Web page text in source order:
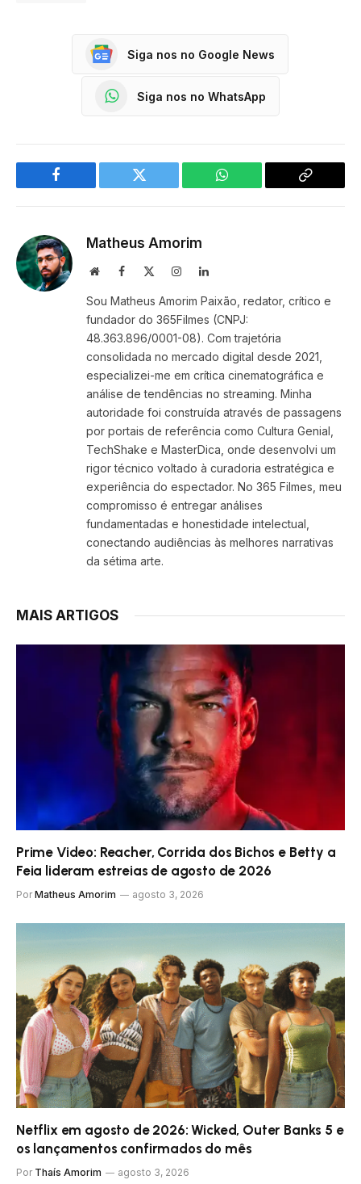
Siga nos no Google News
Siga nos no WhatsApp
Facebook Twitter WhatsApp
Copy
Matheus Amorim
WebsiteFacebook InstagramLinkedIn
Sou Matheus Amorim Paixão, redator, crítico e
fundador do 365Filmes (CNPJ:
48.363.896/0001-08). Com trajetória
consolidada no mercado digital desde 2021,
especializei-me em crítica cinematográfica e
análise de tendências no streaming. Minha
autoridade foi construída através de passagens
por portais de referência como Cultura Genial,
TechShake e MasterDica, onde desenvolvi um
rigor técnico voltado à curadoria estratégica e
experiência do espectador. No 365 Filmes, meu
compromisso é entregar análises
fundamentadas e honestidade intelectual,
conectando audiências às melhores narrativas
da sétima arte.
MAIS ARTIGOS
Prime Video: Reacher, Corrida dos Bichos e Betty a
Feia lideram estreias de agosto de 2026
Por Matheus Amorim agosto 3, 2026
Netflix em agosto de 2026: Wicked, Outer Banks 5 e
os lançamentos confirmados do mês
Por Thaís Amorim agosto 3, 2026